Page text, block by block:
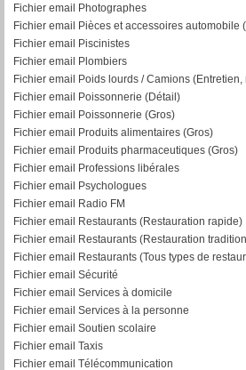
Fichier email Photographes
Fichier email Pièces et accessoires automobile
Fichier email Piscinistes
Fichier email Plombiers
Fichier email Poids lourds / Camions
Fichier email Poissonnerie (Détail)
Fichier email Poissonnerie (Gros)
Fichier email Produits alimentaires (Gros)
Fichier email Produits pharmaceutiques (Gros)
Fichier email Professions libérales
Fichier email Psychologues
Fichier email Radio FM
Fichier email Restaurants (Restauration rapide)
Fichier email Restaurants (Restauration
Fichier email Restaurants (Tous types de
Fichier email Sécurité
Fichier email Services à domicile
Fichier email Services à la personne
Fichier email Soutien scolaire
Fichier email Taxis
Fichier email Télécommunication